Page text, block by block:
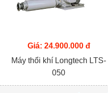
Giá: 24.900.000 đ
Máy thổi khí Longtech LTS-
050